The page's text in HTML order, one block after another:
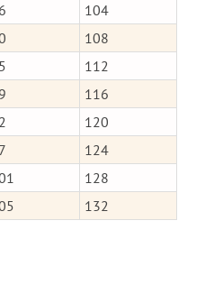
104
108
112
116
120
124
128
132